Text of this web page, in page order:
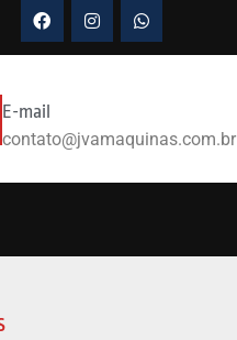
E-mail
contato@jvamaquinas.com.br